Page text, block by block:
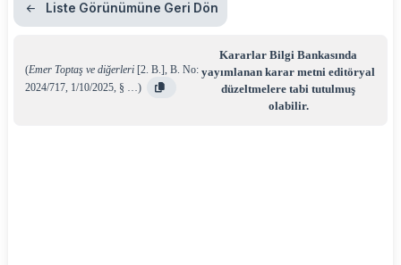
Liste Görünümüne Geri Dön
(Emer Toptaş ve diğerleri [2. B.], B. No:
2024/717, 1/10/2025, § …)
Kararlar Bilgi Bankasında
yayımlanan karar metni editöryal
düzeltmelere tabi tutulmuş
olabilir.